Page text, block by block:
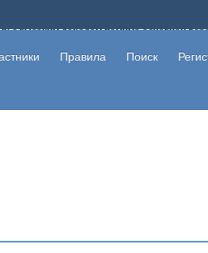
с высоким доходом помимо основной
не попались на развод. Вы сможете
Правила Поиск